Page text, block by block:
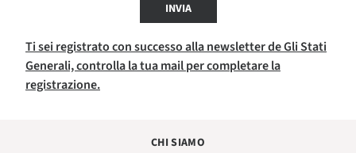
INVIA
Ti sei registrato con successo alla newsletter de Gli Stati
Generali, controlla la tua mail per completare la
registrazione.
CHI SIAMO